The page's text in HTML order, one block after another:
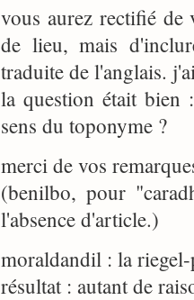
vous aurez rectifié
de lieu, mais
traduite de l'anglais.
la question était bien
sens du toponyme ?
merci de vos
(benilbo, pour
l'absence d'article.)
moraldandil : la
résultat : autant de